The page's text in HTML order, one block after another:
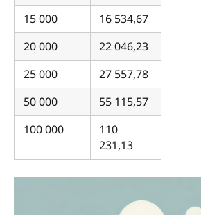
15 000
16 534,67
20 000
22 046,23
25 000
27 557,78
50 000
55 115,57
100 000
110
231,13